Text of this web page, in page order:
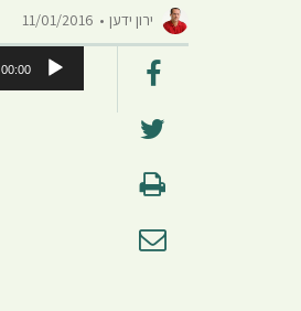
ירון ידען 11/01/2016
אודיו
00:00